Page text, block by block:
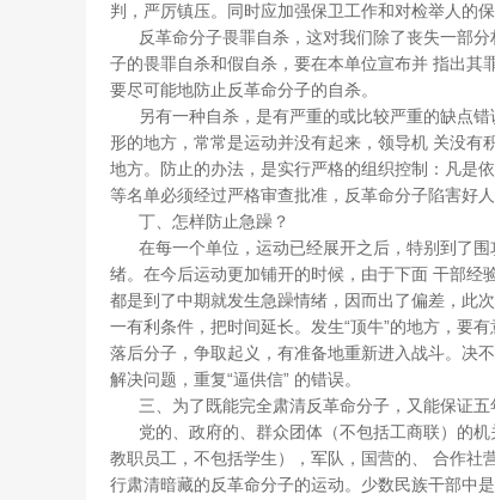
判，严厉镇压。同时应加强保卫工作和对检举人的
反革命分子畏罪自杀，这对我们除了丧失一部分
子的畏罪自杀和假自杀，要在本单位宣布并 指出其
要尽可能地防止反革命分子的自杀。
另有一种自杀，是有严重的或比较严重的缺点错
形的地方，常常是运动并没有起来，领导机 关没有
地方。防止的办法，是实行严格的组织控制：凡是
等名单必须经过严格审查批准，反革命分子陷害好人
丁、怎样防止急躁？
在每一个单位，运动已经展开之后，特别到了围
绪。在今后运动更加铺开的时候，由于下面 干部经
都是到了中期就发生急躁情绪，因而出了偏差，此
一有利条件，把时间延长。发生“顶牛”的地方，要
落后分子，争取起义，有准备地重新进入战斗。决
解决问题，重复“逼供信” 的错误。
三、为了既能完全肃清反革命分子，又能保证五
党的、政府的、群众团体（不包括工商联）的机
教职员工，不包括学生），军队，国营的、 合作社
行肃清暗藏的反革命分子的运动。少数民族干部中